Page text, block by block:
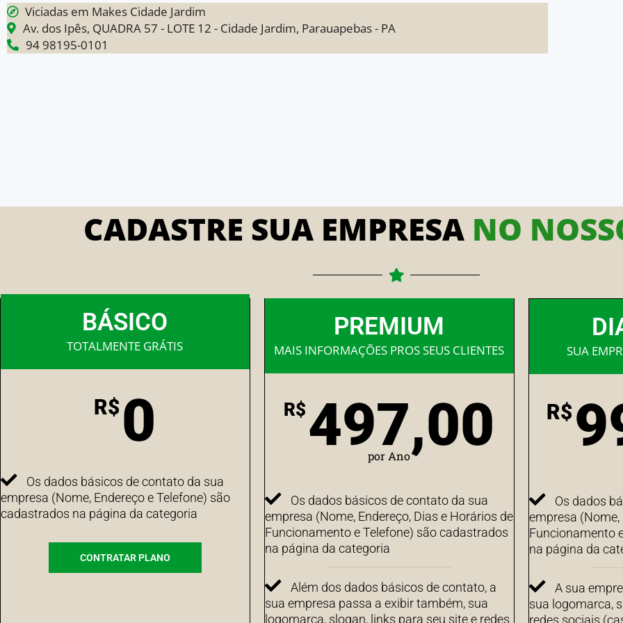
Viciadas em Makes Cidade Jardim
Av. dos Ipês, QUADRA 57 - LOTE 12 - Cidade Jardim, Parauapebas - PA
94 98195-0101
CADASTRE SUA EMPRESA NO
BÁSICO
TOTALMENTE GRÁTIS
R$0
Os dados básicos de contato da sua
empresa (Nome, Endereço e Telefone) são
cadastrados na página da categoria
CONTRATAR PLANO
PREMIUM
MAIS INFORMAÇÕES PROS SEUS CLIENTES
R$ 497,00
por Ano
Os dados básicos de contato da sua
empresa (Nome, Endereço, Dias e Horários de
Funcionamento e Telefone) são cadastrados
na página da categoria
Além dos dados básicos de contato, a
sua empresa passa a exibir também, sua
logomarca, slogan, links para seu site e redes
SUA
R$
Os dados
empresa (Nome,
Funcionamento
na página da
A sua
sua logomarca,
redes sociais